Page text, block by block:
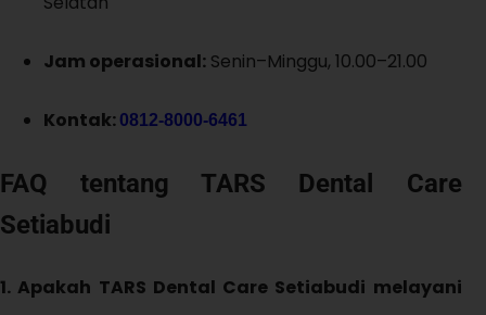
Jam operasional: Senin–Minggu, 10.00–21.00
Kontak: 0812-8000-6461
FAQ tentang TARS Dental Care
Setiabudi
1. Apakah TARS Dental Care Setiabudi melayani